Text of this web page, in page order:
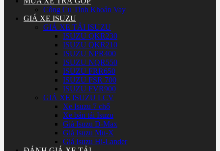
Công Cụ Tính Khoản Vay
GIÁ XE ISUZU
GIÁ XE TẢI ISUZU
ISUZU QKR230
ISUZU QKR210
ISUZU NPR400
ISUZU NQR550
ISUZU FRR650
ISUZU FSR 700
ISUZU FVR900
GIÁ XE ISUZU LCV
Xe Isuzu 7 chổ
Xe bán tải Isuzu
Giá Isuzu D-Max
Giá Isuzu Mu-X
Giá Isuzu Hi-Lander